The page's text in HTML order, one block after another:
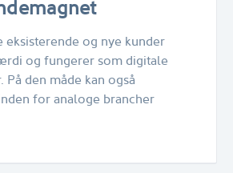
eksisterende og nye kunder
og fungerer som digitale
På den måde kan også
for analoge brancher